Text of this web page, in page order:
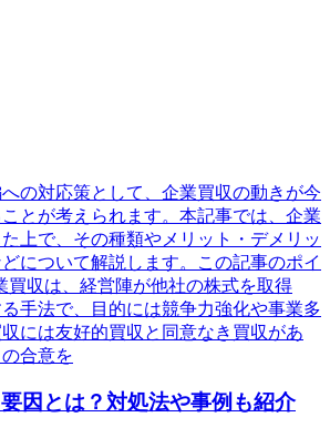
の対応策として、企業買収の動きが今
とが考えられます。本記事では、企業
上で、その種類やメリット・デメリッ
について解説します。この記事のポイ
買収は、経営陣が他社の株式を取得
手法で、目的には競争力強化や事業多
には友好的買収と同意なき買収があ
合意を
因とは？対処法や事例も紹介